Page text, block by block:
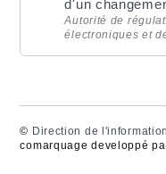
d'un
Autorité de
électroniques et
© Direction de
comarquage developpé